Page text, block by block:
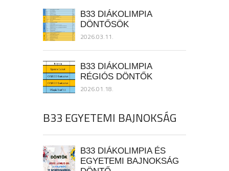
B33 DIÁKOLIMPIA
DÖNTŐSÖK
2026.03.11.
B33 DIÁKOLIMPIA
RÉGIÓS DÖNTŐK
2026.01.18.
B33 EGYETEMI BAJNOKSÁG
B33 DIÁKOLIMPIA ÉS
EGYETEMI BAJNOKSÁG